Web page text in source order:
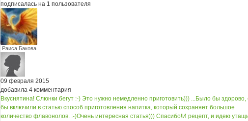
подписалась на 1 пользователя
Раиса Бакова
09 февраля 2015
добавила 4 комментария
Вкуснятина! Слюнки бегут :-) Это нужно немедленно приготовить))) ...Было бы здорово,
бы включили в статью способ приготовления напитка, который сохраняет большое
количество флавонолов. :-)Очень интересная статья))) Спасибо!И рецепт, и идею